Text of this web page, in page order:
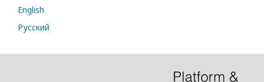
English
Русский